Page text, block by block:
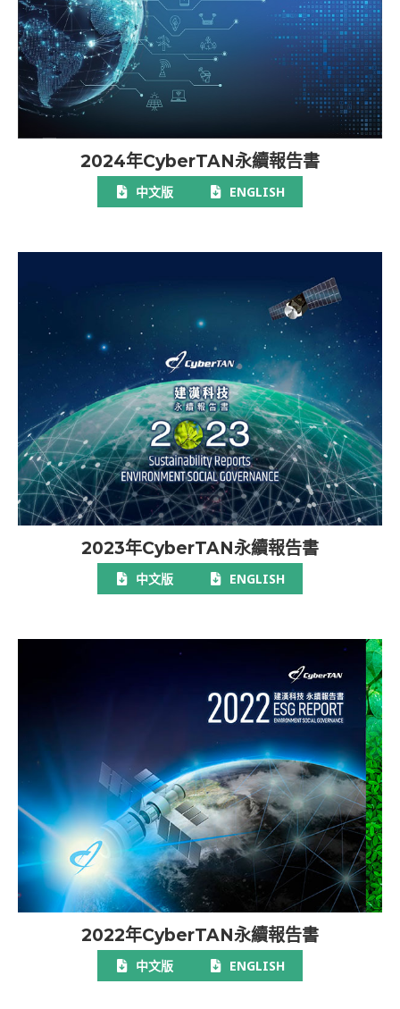
2024年CyberTAN永續報告書
中文版 ENGLISH
2023年CyberTAN永續報告書
中文版 ENGLISH
2022年CyberTAN永續報告書
中文版 ENGLISH